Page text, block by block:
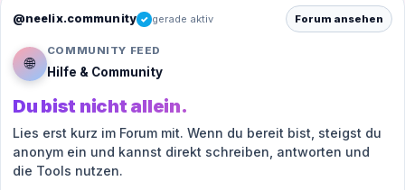
@neelix.community ✓ gerade aktiv Forum ansehen
🌐
COMMUNITY FEED
Hilfe & Community
Du bist nicht allein.
Lies erst kurz im Forum mit. Wenn du bereit bist, steigst du
anonym ein und kannst direkt schreiben, antworten und
die Tools nutzen.